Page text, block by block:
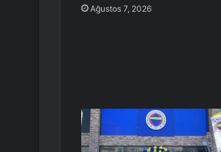
Ağustos 7, 2026